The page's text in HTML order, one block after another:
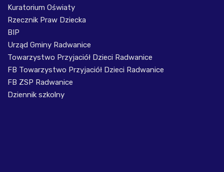
Kuratorium Oświaty
Rzecznik Praw Dziecka
BIP
Urząd Gminy Radwanice
Towarzystwo Przyjaciół Dzieci Radwanice
FB Towarzystwo Przyjaciół Dzieci Radwanice
FB ZSP Radwanice
Dziennik szkolny